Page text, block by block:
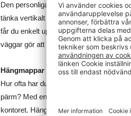
Den personliga arbetsytan krymper
tänka vertikalt när det kommer till
får du enkelt upp din förvaring från
väggar gör att det finns möjligheter att
Hängmappar istället för pärmar
Hur ofta har du inte haft en stor, tung
pärm? Med en ordentlig
kontoret. Hängmappar är enkla att